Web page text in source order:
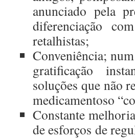
anunciado pela
diferenciação
retalhistas;
Conveniência;
gratificação
soluções que não
medicamentoso
Constante
de esforços de